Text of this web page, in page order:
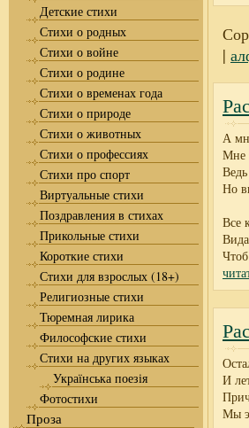
Детские стихи
Стихи о родных
Стихи о войне
Стихи о родине
Стихи о временах года
Стихи о природе
Стихи о животных
Стихи о профессиях
Стихи про спорт
Виртуальные стихи
Поздравления в стихах
Прикольные стихи
Короткие стихи
Стихи для взрослых (18+)
Религиозные стихи
Тюремная лирика
Философские стихи
Стихи на других языках
Українська поезія
Фотостихи
Проза
|
А
Мне
Но
Все
И
Мы